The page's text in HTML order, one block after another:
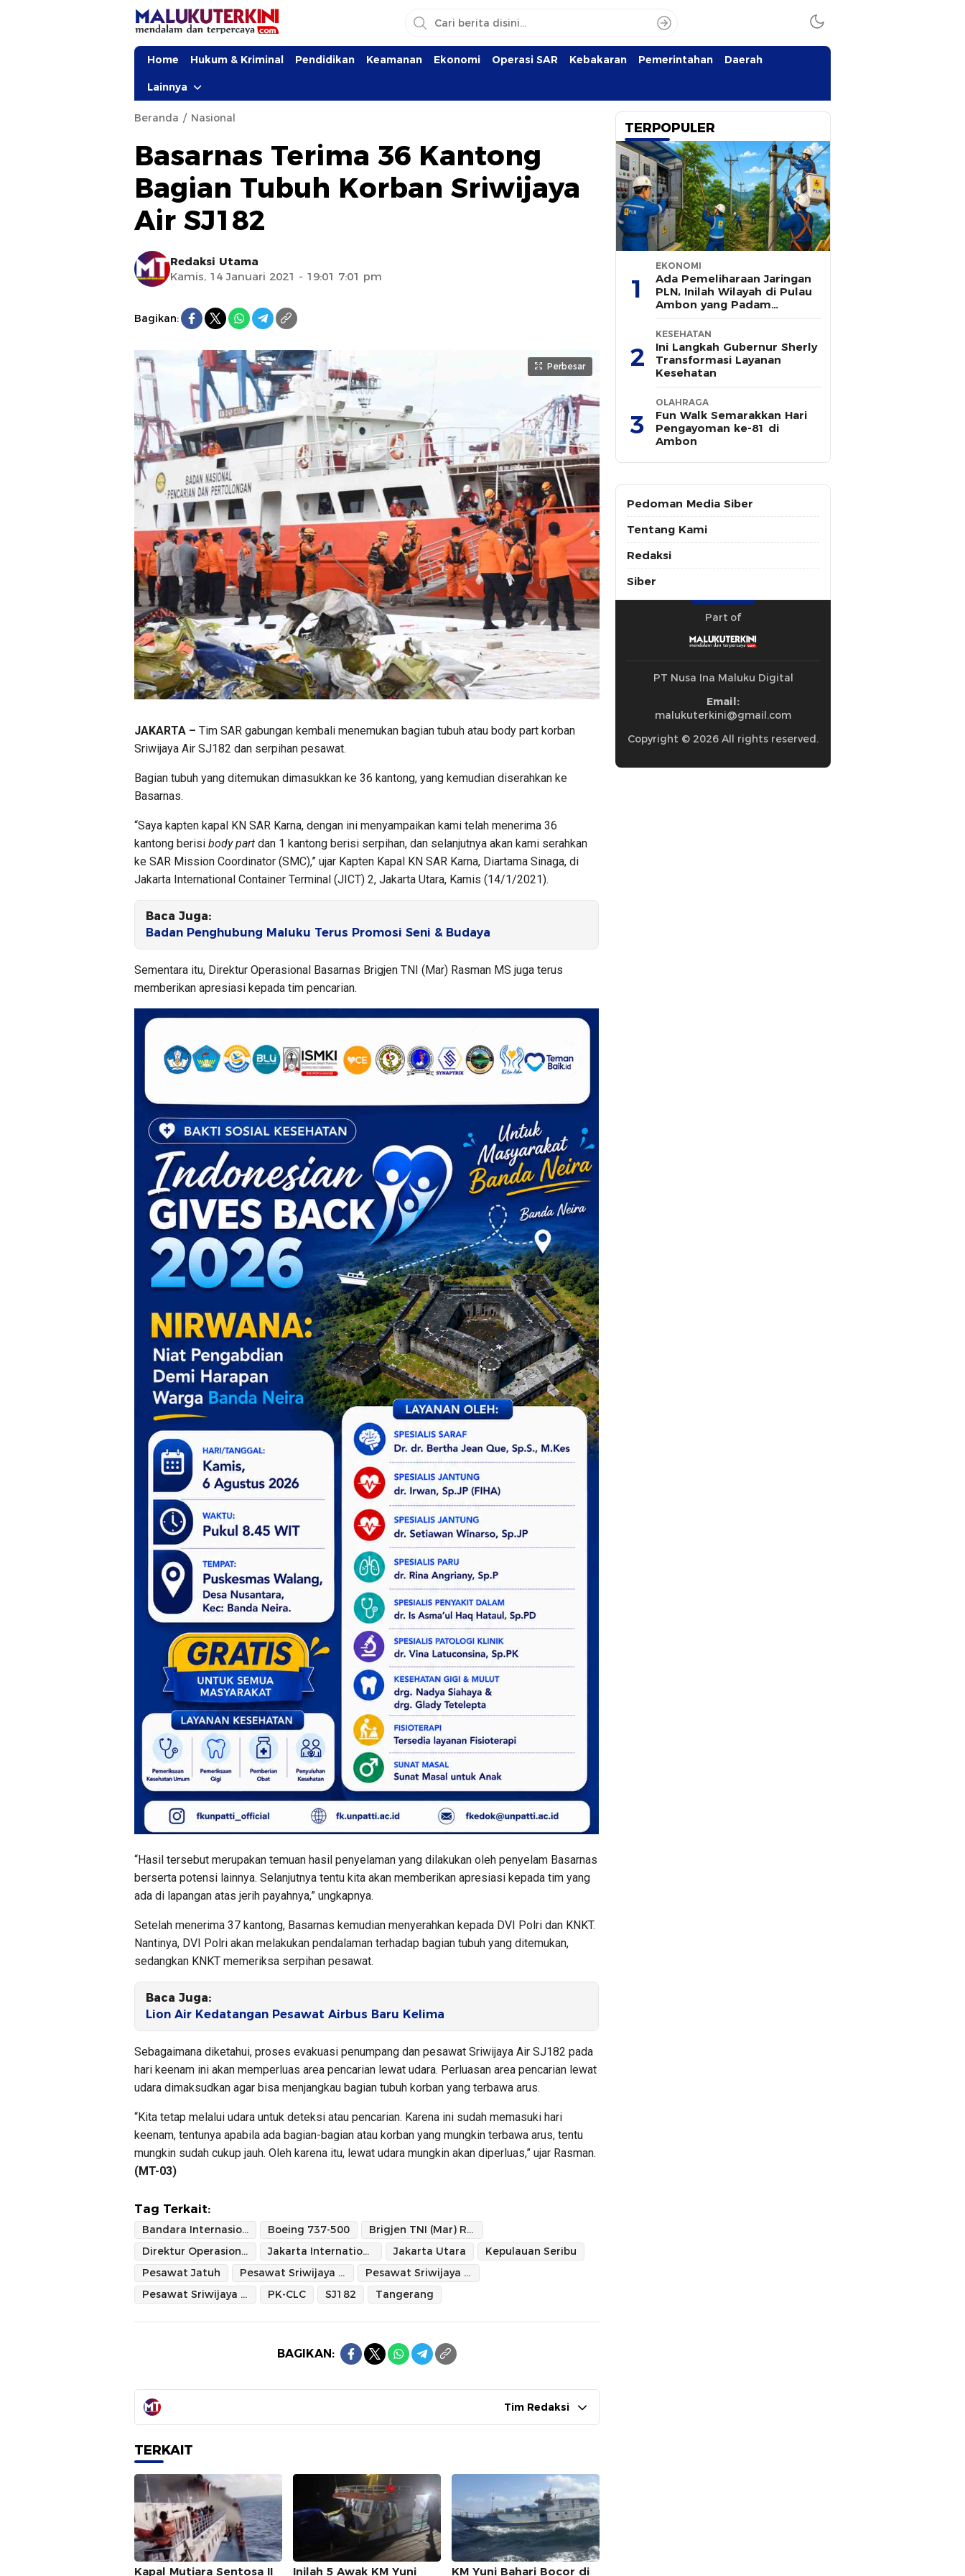
Home Hukum & Kriminal Pendidikan Keamanan Ekonomi Operasi SAR Kebakaran Pemerintahan Daerah
Lainnya
Beranda Nasional
Basarnas Terima 36 Kantong
Bagian Tubuh Korban Sriwijaya
Air SJ182
Redaksi Utama
Kamis, 14 Januari 2021 - 19:01 7:01 pm
Bagikan:
Perbesar
JAKARTA – Tim SAR gabungan kembali menemukan bagian tubuh atau body part korban
Sriwijaya Air SJ182 dan serpihan pesawat.
Bagian tubuh yang ditemukan dimasukkan ke 36 kantong, yang kemudian diserahkan ke
Basarnas.
“Saya kapten kapal KN SAR Karna, dengan ini menyampaikan kami telah menerima 36
kantong berisi body part dan 1 kantong berisi serpihan, dan selanjutnya akan kami serahkan
ke SAR Mission Coordinator (SMC),” ujar Kapten Kapal KN SAR Karna, Diartama Sinaga, di
Jakarta International Container Terminal (JICT) 2, Jakarta Utara, Kamis (14/1/2021).
Baca Juga:
Badan Penghubung Maluku Terus Promosi Seni & Budaya
Sementara itu, Direktur Operasional Basarnas Brigjen TNI (Mar) Rasman MS juga terus
memberikan apresiasi kepada tim pencarian.
“Hasil tersebut merupakan temuan hasil penyelaman yang dilakukan oleh penyelam Basarnas
berserta potensi lainnya. Selanjutnya tentu kita akan memberikan apresiasi kepada tim yang
ada di lapangan atas jerih payahnya,” ungkapnya.
Setelah menerima 37 kantong, Basarnas kemudian menyerahkan kepada DVI Polri dan KNKT.
Nantinya, DVI Polri akan melakukan pendalaman terhadap bagian tubuh yang ditemukan,
sedangkan KNKT memeriksa serpihan pesawat.
Baca Juga:
Lion Air Kedatangan Pesawat Airbus Baru Kelima
Sebagaimana diketahui, proses evakuasi penumpang dan pesawat Sriwijaya Air SJ182 pada
hari keenam ini akan memperluas area pencarian lewat udara. Perluasan area pencarian lewat
udara dimaksudkan agar bisa menjangkau bagian tubuh korban yang terbawa arus.
“Kita tetap melalui udara untuk deteksi atau pencarian. Karena ini sudah memasuki hari
keenam, tentunya apabila ada bagian-bagian atau korban yang mungkin terbawa arus, tentu
mungkin sudah cukup jauh. Oleh karena itu, lewat udara mungkin akan diperluas,” ujar Rasman.
(MT-03)
Tag Terkait:
Bandara Internasional Soekarno-Hatta Boeing 737-500
Brigjen TNI (Mar) Rasman MS
Direktur Operasional Basarnas
Jakarta International Container Terminal (JICT) 2 Jakarta Utara
Kepulauan Seribu
Pesawat Jatuh
Pesawat Sriwijaya Air
Pesawat Sriwijaya Air Jatuh
Pesawat Sriwijaya Air SJ182
PK-CLC SJ182 Tangerang
BAGIKAN:
Tim Redaksi
TERKAIT
Kapal Mutiara Sentosa II Inilah 5 Awak KM Yuni KM Yuni Bahari Bocor di
TERPOPULER
1
EKONOMI
Ada Pemeliharaan Jaringan
PLN, Inilah Wilayah di Pulau
Ambon yang Padam
Sementara 8 Agustus 2026
2
KESEHATAN
Ini Langkah Gubernur Sherly
Transformasi Layanan
Kesehatan
3
OLAHRAGA
Fun Walk Semarakkan Hari
Pengayoman ke-81 di
Ambon
Pedoman Media Siber
Tentang Kami
Redaksi
Siber
Part of
PT Nusa Ina Maluku Digital
Email:
malukuterkini@gmail.com
Copyright © 2026 All rights reserved.